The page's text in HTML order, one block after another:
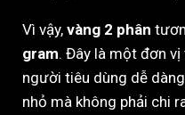
Vì vậy, vàng 2 phân
gram. Đây là một đơn
người tiêu dùng dễ
nhỏ mà không phải chi